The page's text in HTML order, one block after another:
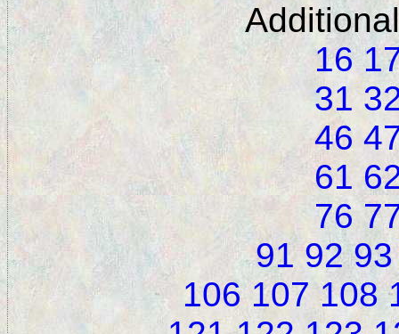
16
31
46
61
76
91 92 93
106 107 108